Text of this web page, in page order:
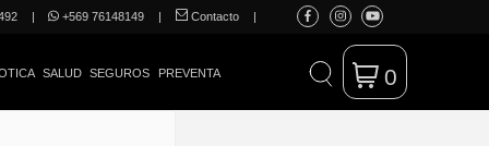
| +569 76148149 | Contacto |
SALUD SEGUROS PREVENTA 0